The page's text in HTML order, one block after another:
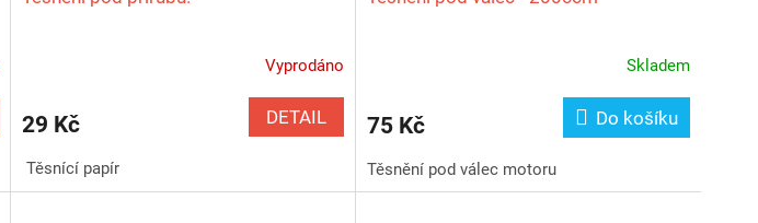
Vyprodáno
29 Kč DETAIL
Těsnící papír
Skladem
75 Kč Do košíku
Těsnění pod válec motoru